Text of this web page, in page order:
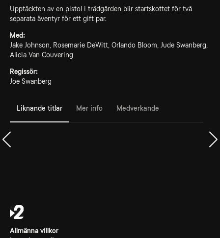
Upptäckten av en pistol i trädgården blir startskottet för två
separata äventyr för ett gift par.
Med:
Jake Johnson, Rosemarie DeWitt, Orlando Bloom, Jude Swanberg,
Alicia Van Couvering
Regissör:
Joe Swanberg
Liknande titlar Mer info Medverkande
Allmänna villkor